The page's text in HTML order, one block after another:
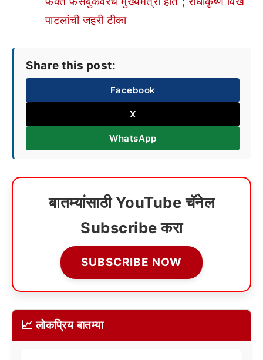
पाटलांची जहरी टीका
Share this post:
Facebook
X
WhatsApp
बातम्यांसाठी YouTube चॅनेल
Subscribe करा
SUBSCRIBE NOW
📈 लोकप्रिय बातम्या